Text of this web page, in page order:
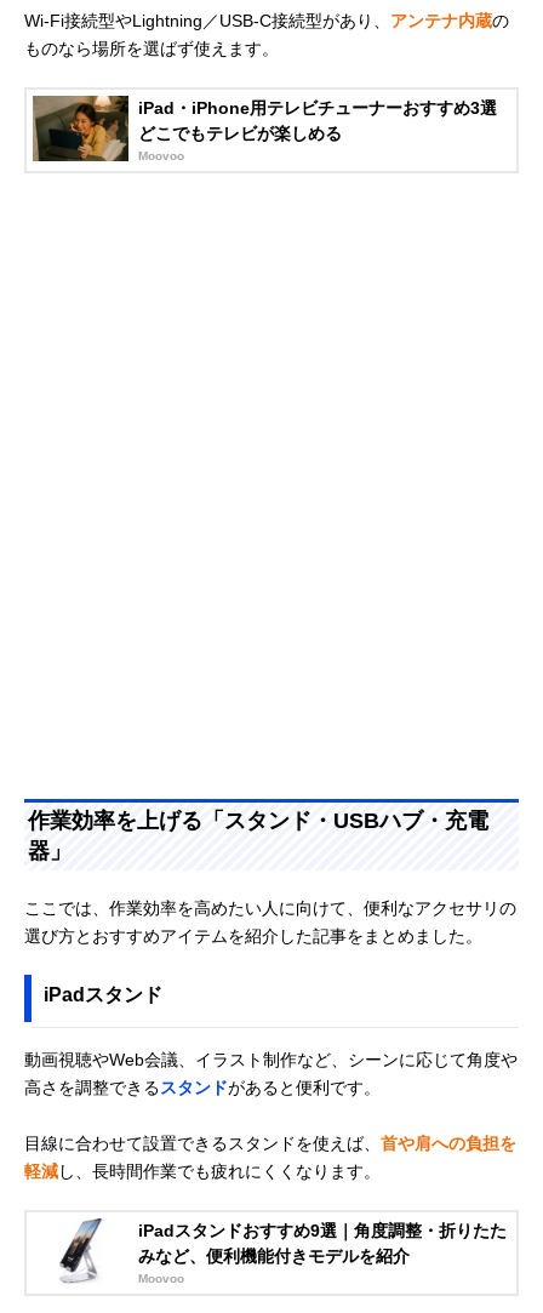
Wi-Fi接続型やLightning／USB-C接続型があり、 アンテナ内蔵の
ものなら場所を選ばず使えます。
iPad・iPhone用テレビチューナーおすすめ3選
どこでもテレビが楽しめる
Moovoo
作業効率を上げる「スタンド・USBハブ・充電
器」
ここでは、作業効率を高めたい人に向けて、便利なアクセサリの
選び方とおすすめアイテムを紹介した記事をまとめました。
iPadスタンド
動画視聴やWeb会議、イラスト制作など、シーンに応じて角度や
高さを調整できるスタンドがあると便利です。
目線に合わせて設置できるスタンドを使えば、 首や肩への負担を
軽減し、長時間作業でも疲れにくくなります。
iPadスタンドおすすめ9選｜角度調整・折りたた
みなど、便利機能付きモデルを紹介
Moovoo